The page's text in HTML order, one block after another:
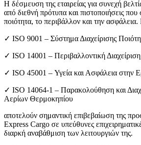
Η δέσμευση της εταιρείας για συνεχή
από διεθνή πρότυπα και πιστοποιήσεις που
ποιότητα, το περιβάλλον και την
✓ ISO 9001 – Σύστημα Διαχείρισης
✓ ISO 14001 – Περιβαλλοντική Διαχείριση
✓ ISO 45001 – Υγεία και Ασφάλεια στην
✓ ISO 14064-1 – Παρακολούθηση και
Αερίων Θερμοκηπίου
αποτελούν σημαντική επιβεβαίωση της
Express Cargo σε υπεύθυνες
διαρκή αναβάθμιση των λειτουργιών της.